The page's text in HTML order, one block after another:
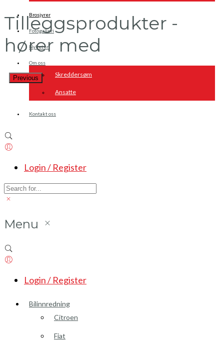
Brosjyrer
Fotogalleri
Nyheter
Om oss
Skreddersøm
Ansatte
Kontakt oss
Login / Register
Menu
Login / Register
Bilinnredning
Citroen
Fiat
Tilleggsprodukter -
hører med
Previous